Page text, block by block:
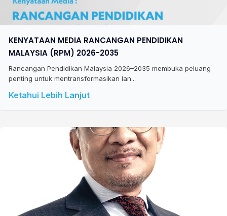
KENYATAAN MEDIA RANCANGAN PENDIDIKAN
MALAYSIA (RPM) 2026-2035
Rancangan Pendidikan Malaysia 2026–2035 membuka peluang
penting untuk mentransformasikan lan...
Ketahui Lebih Lanjut